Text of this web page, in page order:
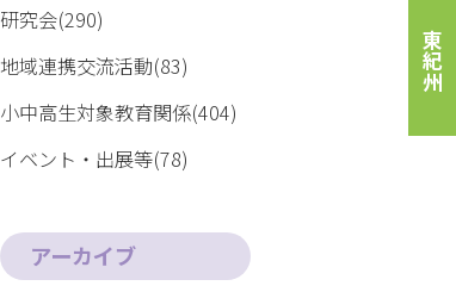
東紀州
研究会(290)
地域連携交流活動(83)
小中高生対象教育関係(404)
イベント・出展等(78)
アーカイブ